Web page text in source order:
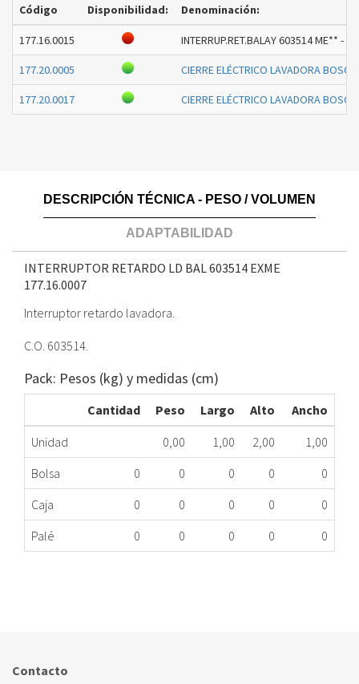
Código Disponibilidad: Denominación:
177.16.0015 INTERRUP.RET.BALAY 603514 ME** -
177.20.0005 CIERRE ELÉCTRICO LAVADORA
177.20.0017 CIERRE ELÉCTRICO LAVADORA
DESCRIPCIÓN TÉCNICA - PESO / VOLUMEN
ADAPTABILIDAD
INTERRUPTOR RETARDO LD BAL 603514 EXME
177.16.0007
Interruptor retardo lavadora.
C.O. 603514.
Pack: Pesos (kg) y medidas (cm)
Cantidad Peso Largo Alto
Ancho
Unidad
0,00 1,00 2,00
1,00
Bolsa
0 0 0 0
0
Caja
0 0 0 0
0
Palé
0 0 0 0 0
Contacto